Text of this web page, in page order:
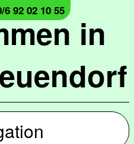
in
92 02 10 55